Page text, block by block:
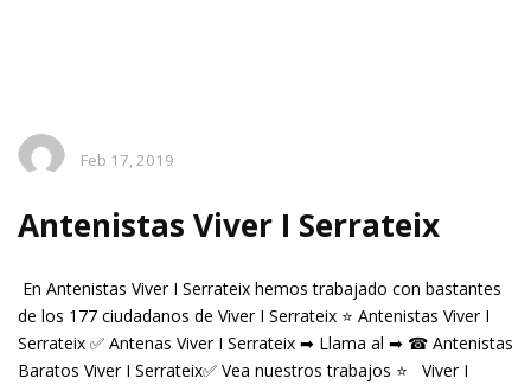
Feb 17, 2019
Antenistas Viver I Serrateix
En Antenistas Viver I Serrateix hemos trabajado con bastantes
de los 177 ciudadanos de Viver I Serrateix ⭐ Antenistas Viver I
Serrateix ✅ Antenas Viver I Serrateix ➡ Llama al ➡ ☎ Antenistas
Baratos Viver I Serrateix✅ Vea nuestros trabajos ⭐ Viver I